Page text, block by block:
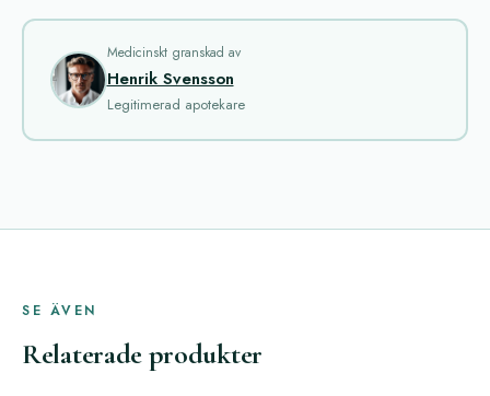
Medicinskt granskad av
Henrik Svensson
Legitimerad apotekare
SE ÄVEN
Relaterade produkter